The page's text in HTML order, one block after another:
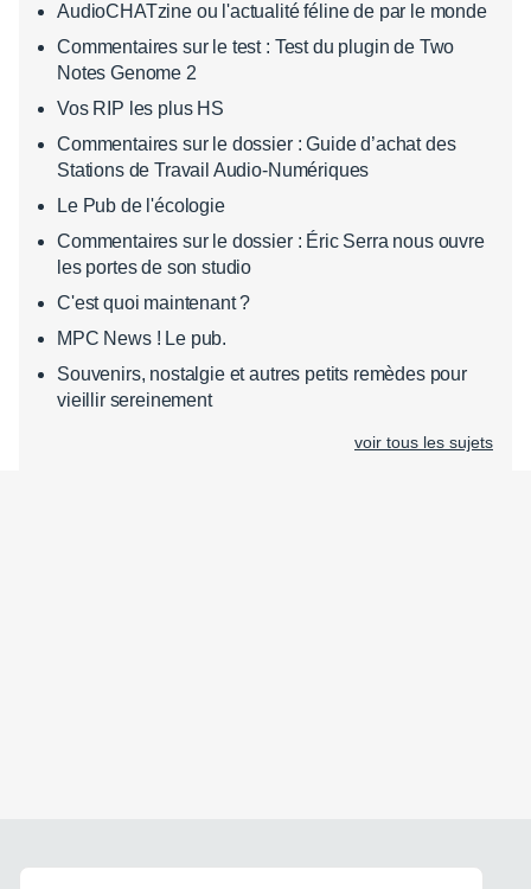
AudioCHATzine ou l'actualité féline de par le monde
Commentaires sur le test : Test du plugin de Two
Notes Genome 2
Vos RIP les plus HS
Commentaires sur le dossier : Guide d’achat des
Stations de Travail Audio-Numériques
Le Pub de l'écologie
Commentaires sur le dossier : Éric Serra nous ouvre
les portes de son studio
C'est quoi maintenant ?
MPC News ! Le pub.
Souvenirs, nostalgie et autres petits remèdes pour
vieillir sereinement
voir tous les sujets